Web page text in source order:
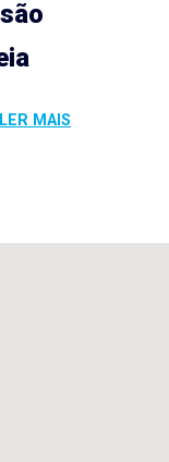
LER MAIS